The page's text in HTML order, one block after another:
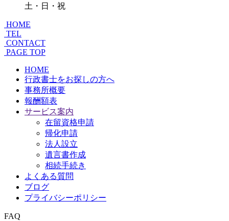
土・日・祝
HOME
TEL
CONTACT
PAGE TOP
HOME
行政書士をお探しの方へ
事務所概要
報酬額表
サービス案内
在留資格申請
帰化申請
法人設立
遺言書作成
相続手続き
よくある質問
ブログ
プライバシーポリシー
FAQ